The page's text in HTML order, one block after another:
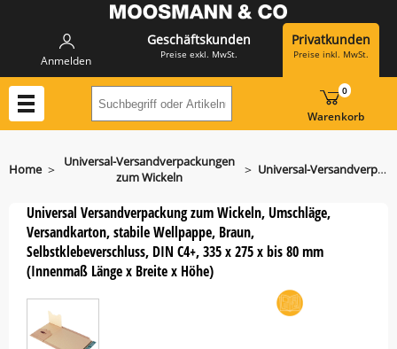
Anmelden
Geschäftskunden
Preise exkl. MwSt.
Privatkunden
Preise inkl. MwSt.
Suchbegriff oder Artikelnummer hier
Warenkorb
0
Home >
Universal-Versandverpackungen
zum Wickeln
> Universal-Versandverpackungen zum Wickeln PP B02.14
Universal Versandverpackung zum Wickeln, Umschläge,
Versandkarton, stabile Wellpappe, Braun,
Selbstklebeverschluss, DIN C4+, 335 x 275 x bis 80 mm
(Innenmaß Länge x Breite x Höhe)